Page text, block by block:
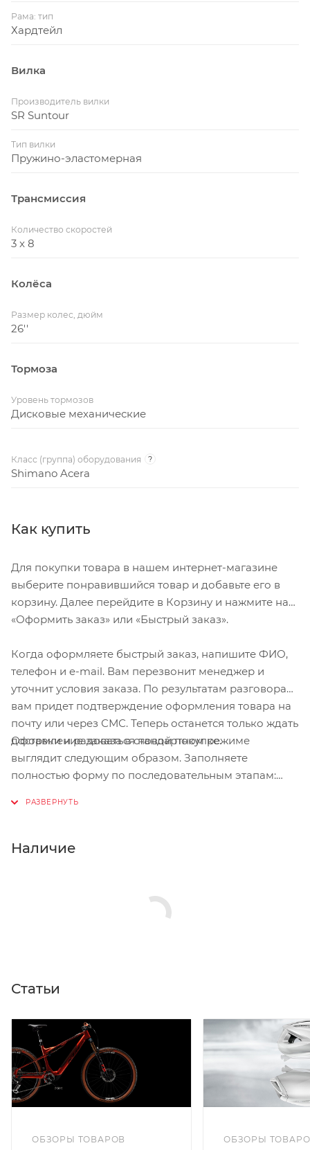
Рама: тип
Хардтейл
Вилка
Производитель вилки
SR Suntour
Тип вилки
Пружино-эластомерная
Трансмиссия
Количество скоростей
3 x 8
Колёса
Размер колес, дюйм
26''
Тормоза
Уровень тормозов
Дисковые механические
Класс (группа) оборудования ?
Shimano Acera
Как купить
Для покупки товара в нашем интернет-магазине
выберите понравившийся товар и добавьте его в
корзину. Далее перейдите в Корзину и нажмите на
«Оформить заказ» или «Быстрый заказ».
Когда оформляете быстрый заказ, напишите ФИО,
телефон и e-mail. Вам перезвонит менеджер и
уточнит условия заказа. По результатам разговора
вам придет подтверждение оформления товара на
почту или через СМС. Теперь останется только ждать
доставки и радоваться новой покупке.
Оформление заказа в стандартном режиме
выглядит следующим образом. Заполняете
полностью форму по последовательным этапам:
Нажмите кнопку «Оформить заказ».
Наличие
Статьи
ОБЗОРЫ ТОВАРОВ
ОБЗОРЫ